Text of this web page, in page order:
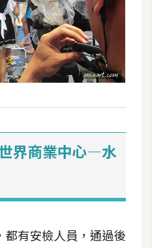
界商業中心—水
有安檢人員，通過後